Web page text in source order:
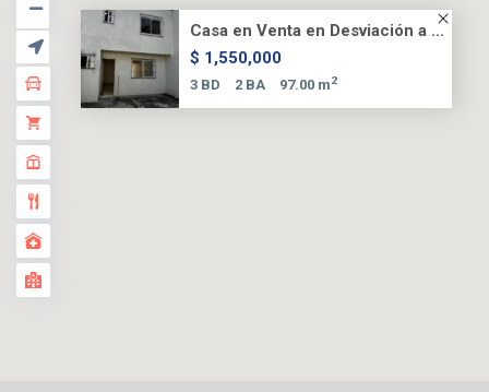
Casa en Venta en Desviación a ...
$ 1,550,000
3 BD 2 BA 97.00 m2